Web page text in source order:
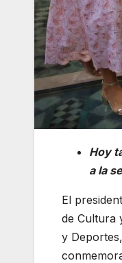
Hoy
a la
El
de Cultura
y